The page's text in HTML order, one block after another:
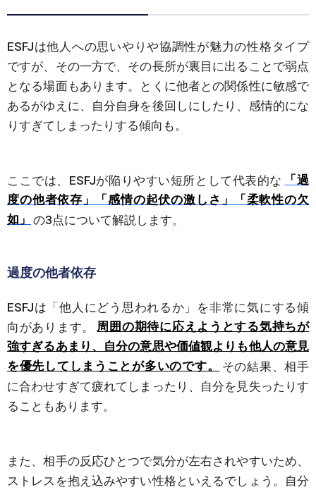
ESFJは他人への思いやりや協調性が魅力の性格タイプ
ですが、その一方で、その長所が裏目に出ることで弱点
となる場面もあります。とくに他者との関係性に敏感で
あるがゆえに、自分自身を後回しにしたり、感情的にな
りすぎてしまったりする傾向も。
ここでは、ESFJが陥りやすい短所として代表的な
「過
度の他者依存」「感情の起伏の激しさ」「柔軟性の欠
如」
の3点について解説します。
過度の他者依存
ESFJは「他人にどう思われるか」を非常に気にする傾
向があります。
周囲の期待に応えようとする気持ちが
強すぎるあまり、自分の意思や価値観よりも他人の意見
を優先してしまうことが多いのです。
その結果、相手
に合わせすぎて疲れてしまったり、自分を見失ったりす
ることもあります。
また、相手の反応ひとつで気分が左右されやすいため、
ストレスを抱え込みやすい性格といえるでしょう。自分